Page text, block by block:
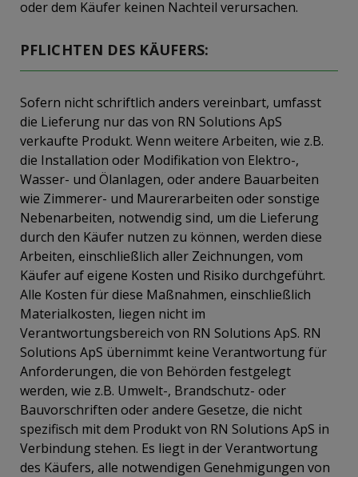
oder dem Käufer keinen Nachteil verursachen.
PFLICHTEN DES KÄUFERS:
Sofern nicht schriftlich anders vereinbart, umfasst
die Lieferung nur das von RN Solutions ApS
verkaufte Produkt. Wenn weitere Arbeiten, wie z.B.
die Installation oder Modifikation von Elektro-,
Wasser- und Ölanlagen, oder andere Bauarbeiten
wie Zimmerer- und Maurerarbeiten oder sonstige
Nebenarbeiten, notwendig sind, um die Lieferung
durch den Käufer nutzen zu können, werden diese
Arbeiten, einschließlich aller Zeichnungen, vom
Käufer auf eigene Kosten und Risiko durchgeführt.
Alle Kosten für diese Maßnahmen, einschließlich
Materialkosten, liegen nicht im
Verantwortungsbereich von RN Solutions ApS. RN
Solutions ApS übernimmt keine Verantwortung für
Anforderungen, die von Behörden festgelegt
werden, wie z.B. Umwelt-, Brandschutz- oder
Bauvorschriften oder andere Gesetze, die nicht
spezifisch mit dem Produkt von RN Solutions ApS in
Verbindung stehen. Es liegt in der Verantwortung
des Käufers, alle notwendigen Genehmigungen von